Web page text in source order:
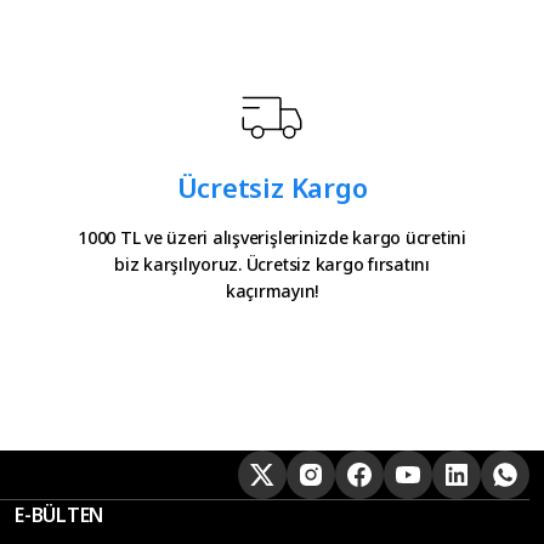
Ücretsiz Kargo
1000 TL ve üzeri alışverişlerinizde kargo ücretini
biz karşılıyoruz. Ücretsiz kargo fırsatını
kaçırmayın!
E-BÜLTEN